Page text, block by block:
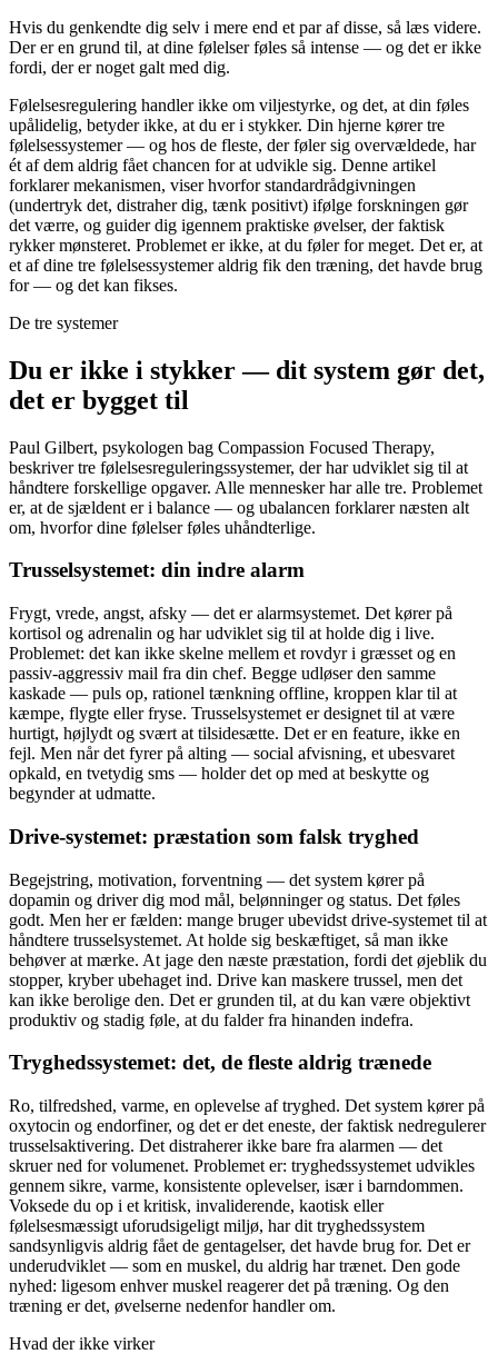
Hvis du genkendte dig selv i mere end et par af disse, så læs videre.
Der er en grund til, at dine følelser føles så intense — og det er ikke
fordi, der er noget galt med dig.
Følelsesregulering handler ikke om viljestyrke, og det, at din føles
upålidelig, betyder ikke, at du er i stykker. Din hjerne kører tre
følelsessystemer — og hos de fleste, der føler sig overvældede, har
ét af dem aldrig fået chancen for at udvikle sig. Denne artikel
forklarer mekanismen, viser hvorfor standardrådgivningen
(undertryk det, distraher dig, tænk positivt) ifølge forskningen gør
det værre, og guider dig igennem praktiske øvelser, der faktisk
rykker mønsteret. Problemet er ikke, at du føler for meget. Det er, at
et af dine tre følelsessystemer aldrig fik den træning, det havde brug
for — og det kan fikses.
De tre systemer
Du er ikke i stykker — dit system gør det,
det er bygget til
Paul Gilbert, psykologen bag Compassion Focused Therapy,
beskriver tre følelsesreguleringssystemer, der har udviklet sig til at
håndtere forskellige opgaver. Alle mennesker har alle tre. Problemet
er, at de sjældent er i balance — og ubalancen forklarer næsten alt
om, hvorfor dine følelser føles uhåndterlige.
Trusselsystemet: din indre alarm
Frygt, vrede, angst, afsky — det er alarmsystemet. Det kører på
kortisol og adrenalin og har udviklet sig til at holde dig i live.
Problemet: det kan ikke skelne mellem et rovdyr i græsset og en
passiv-aggressiv mail fra din chef. Begge udløser den samme
kaskade — puls op, rationel tænkning offline, kroppen klar til at
kæmpe, flygte eller fryse. Trusselsystemet er designet til at være
hurtigt, højlydt og svært at tilsidesætte. Det er en feature, ikke en
fejl. Men når det fyrer på alting — social afvisning, et ubesvaret
opkald, en tvetydig sms — holder det op med at beskytte og
begynder at udmatte.
Drive-systemet: præstation som falsk tryghed
Begejstring, motivation, forventning — det system kører på
dopamin og driver dig mod mål, belønninger og status. Det føles
godt. Men her er fælden: mange bruger ubevidst drive-systemet til at
håndtere trusselsystemet. At holde sig beskæftiget, så man ikke
behøver at mærke. At jage den næste præstation, fordi det øjeblik du
stopper, kryber ubehaget ind. Drive kan maskere trussel, men det
kan ikke berolige den. Det er grunden til, at du kan være objektivt
produktiv og stadig føle, at du falder fra hinanden indefra.
Tryghedssystemet: det, de fleste aldrig trænede
Ro, tilfredshed, varme, en oplevelse af tryghed. Det system kører på
oxytocin og endorfiner, og det er det eneste, der faktisk nedregulerer
trusselsaktivering. Det distraherer ikke bare fra alarmen — det
skruer ned for volumenet. Problemet er: tryghedssystemet udvikles
gennem sikre, varme, konsistente oplevelser, især i barndommen.
Voksede du op i et kritisk, invaliderende, kaotisk eller
følelsesmæssigt uforudsigeligt miljø, har dit tryghedssystem
sandsynligvis aldrig fået de gentagelser, det havde brug for. Det er
underudviklet — som en muskel, du aldrig har trænet. Den gode
nyhed: ligesom enhver muskel reagerer det på træning. Og den
træning er det, øvelserne nedenfor handler om.
Hvad der ikke virker